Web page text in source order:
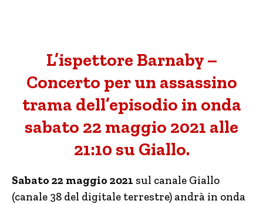
L’ispettore Barnaby –
Concerto per un assassino
trama dell’episodio in onda
sabato 22 maggio 2021 alle
21:10 su Giallo.
Sabato 22 maggio 2021 sul canale Giallo
(canale 38 del digitale terrestre) andrà in onda